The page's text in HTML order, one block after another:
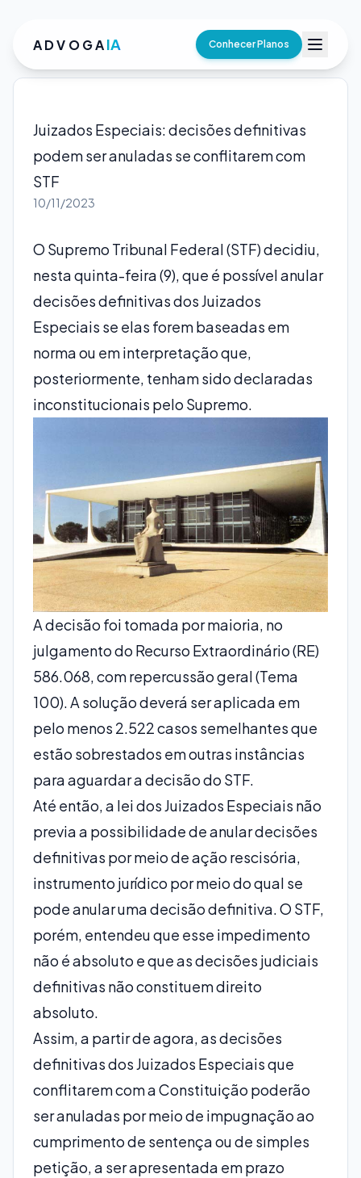
ADVOGAIA Conhecer Planos
Juizados Especiais: decisões definitivas
podem ser anuladas se conflitarem com
STF
10/11/2023
O Supremo Tribunal Federal (STF) decidiu,
nesta quinta-feira (9), que é possível anular
decisões definitivas dos Juizados
Especiais se elas forem baseadas em
norma ou em interpretação que,
posteriormente, tenham sido declaradas
inconstitucionais pelo Supremo.
A decisão foi tomada por maioria, no
julgamento do Recurso Extraordinário (RE)
586.068, com repercussão geral (Tema
100). A solução deverá ser aplicada em
pelo menos 2.522 casos semelhantes que
estão sobrestados em outras instâncias
para aguardar a decisão do STF.
Até então, a lei dos Juizados Especiais não
previa a possibilidade de anular decisões
definitivas por meio de ação rescisória,
instrumento jurídico por meio do qual se
pode anular uma decisão definitiva. O STF,
porém, entendeu que esse impedimento
não é absoluto e que as decisões judiciais
definitivas não constituem direito
absoluto.
Assim, a partir de agora, as decisões
definitivas dos Juizados Especiais que
conflitarem com a Constituição poderão
ser anuladas por meio de impugnação ao
cumprimento de sentença ou de simples
petição, a ser apresentada em prazo